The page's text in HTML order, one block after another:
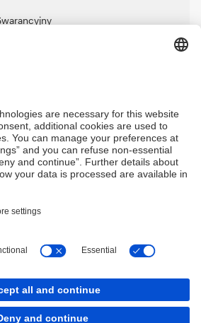
z niepełnosprawnościami
Polityka plików